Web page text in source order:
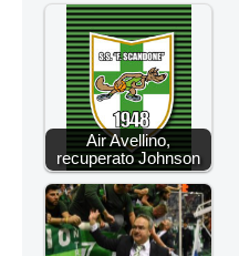
Air Avellino,
recuperato Johnson